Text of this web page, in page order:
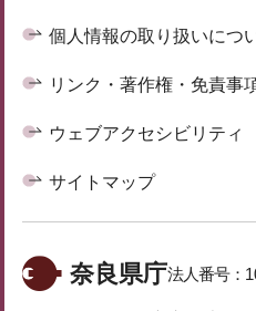
個人情報の取り扱いにつ
リンク・著作権・免責事
ウェブアクセシビリティ
サイトマップ
奈良県庁法人番号：